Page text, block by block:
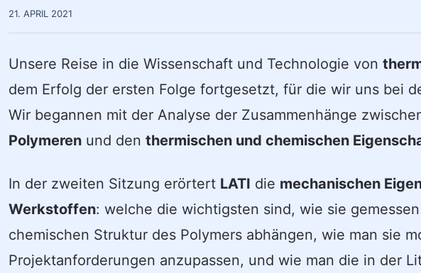
21. APRIL 2021
Unsere Reise in die Wissenschaft und Technologie von
dem Erfolg der ersten Folge fortgesetzt, für die wir uns bei
Wir begannen mit der Analyse der Zusammenhänge
Polymeren und den thermischen und chemischen
In der zweiten Sitzung erörtert LATI die mechanischen
Werkstoffen: welche die wichtigsten sind, wie sie
chemischen Struktur des Polymers abhängen, wie man sie
Projektanforderungen anzupassen, und wie man die in der